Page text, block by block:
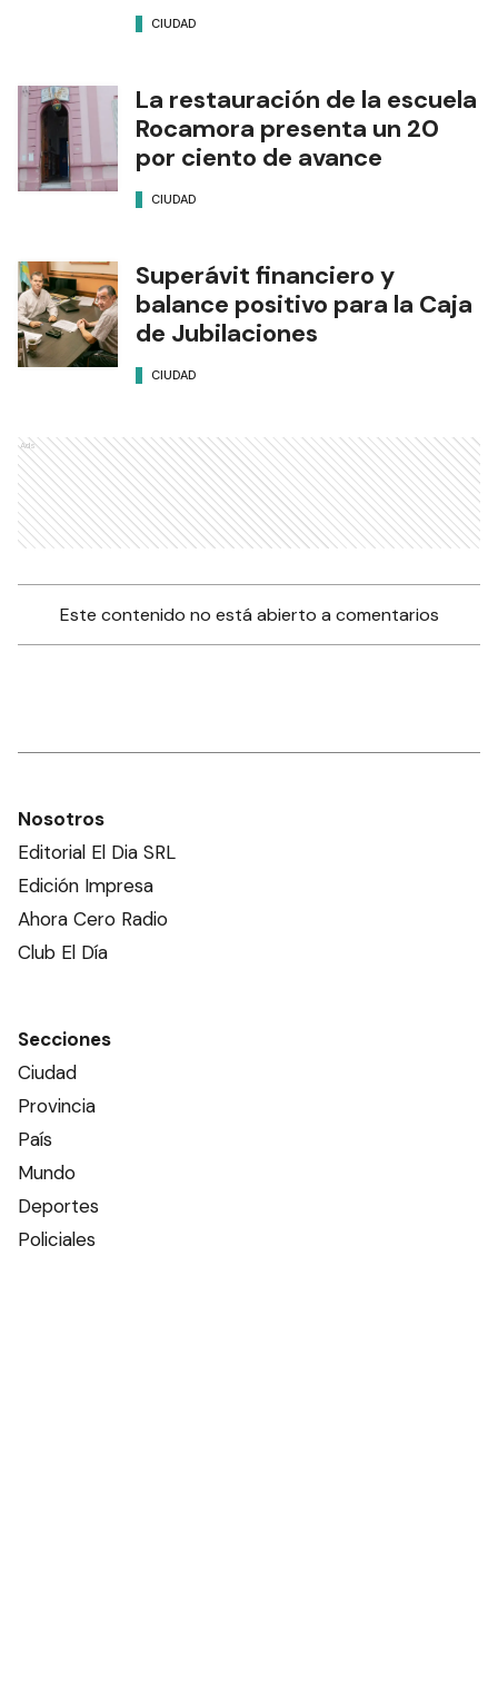
CIUDAD
La restauración de la escuela
Rocamora presenta un 20
por ciento de avance
CIUDAD
Superávit financiero y
balance positivo para la Caja
de Jubilaciones
CIUDAD
Ads
Este contenido no está abierto a comentarios
Nosotros
Editorial El Dia SRL
Edición Impresa
Ahora Cero Radio
Club El Día
Secciones
Ciudad
Provincia
País
Mundo
Deportes
Policiales